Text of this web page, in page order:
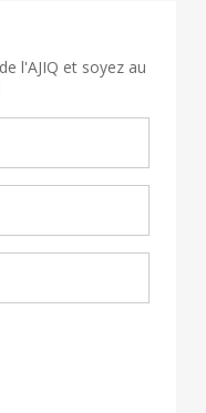
l'AJIQ et soyez au